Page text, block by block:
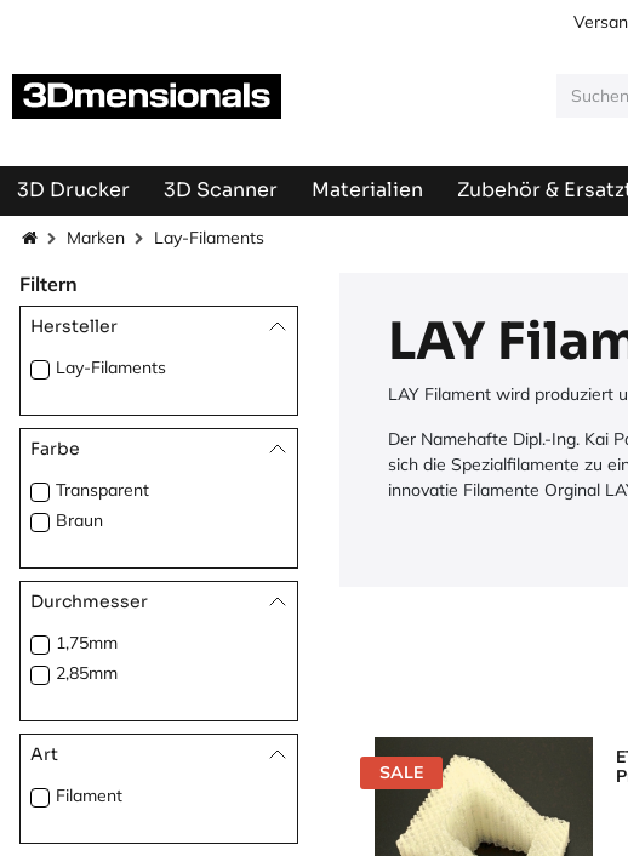
3D Drucker 3D Scanner Materialien Zubehör &
Marken Lay-Filaments
Filtern
Hersteller
Lay-Filaments
Farbe
Transparent
Braun
Durchmesser
1,75mm
2,85mm
Art
Filament
LAY
LAY Filament wird produziert
Der Namehafte Dipl.-Ing. Kai
sich die Spezialfilamente zu
innovatie Filamente Orginal
SALE